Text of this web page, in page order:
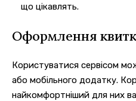
що цікавлять.
Оформлення
Користуватися сервісом
або мобільного додатку.
найкомфортніший для них